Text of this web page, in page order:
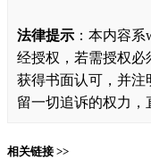
法律提示 ：本内容
经授权，若需授权必
获得书面认可，并注
留一切追诉的权力，
相关链接 >>